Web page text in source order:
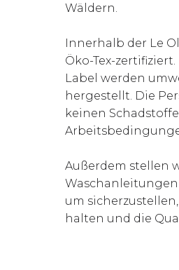
Wäldern.
Innerhalb der Le
Öko-Tex-
Label werden
hergestellt. Die
keinen
Außerdem stellen
Waschanleitungen
um
halten und die